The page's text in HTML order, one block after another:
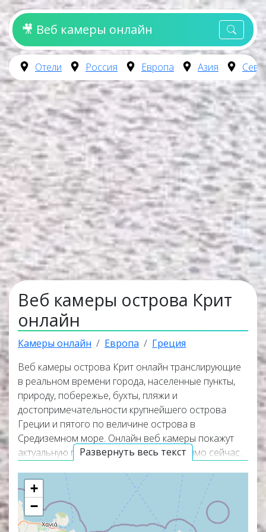
🎥 Веб камеры онлайн
Отели Россия Европа Азия
Веб камеры острова Крит
онлайн
Камеры онлайн Европа Греция
Развернуть весь текст
Веб камеры острова Крит онлайн транслирующие
в реальном времени города, населенные пункты,
природу, побережье, бухты, пляжи и
достопримечательности крупнейшего острова
Греции и пятого по величине острова в
Средиземном море. Онлайн веб камеры покажут
актуальную погоду на острове Крит прямо сейчас.
некоторые из них транслируют изображение со
звуком. Самые популярные веб камеры
располагаются в верхней части списка трансляций.
Карта покажет точное местоположение всех
+
−